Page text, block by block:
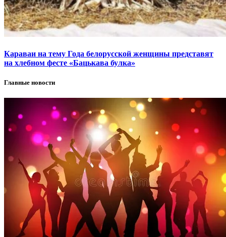
Караваи на тему Года белорусской женщины представят
на хлебном фесте «Бацькава булка»
Главные новости